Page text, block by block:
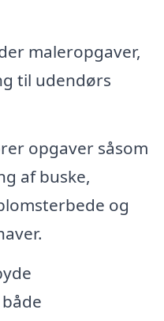
maleropgaver,
til udendørs
opgaver såsom
af buske,
og